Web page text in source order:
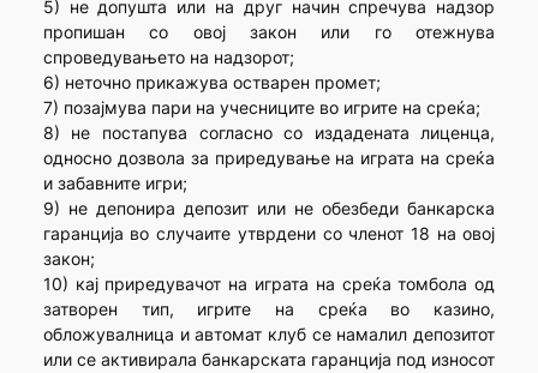
5) не допушта или на друг начин спречува надзор
пропишан со овој закон или го отежнува
спроведувањето на надзорот;
6) неточно прикажува остварен промет;
7) позајмува пари на учесниците во игрите на среќа;
8) не постапува согласно со издадената лиценца,
односно дозвола за приредување на играта на среќа
и забавните игри;
9) не депонира депозит или не обезбеди банкарска
гаранција во случаите утврдени со членот 18 на овој
закон;
10) кај приредувачот на играта на среќа томбола од
затворен тип, игрите на среќа во казино,
обложувалница и автомат клуб се намалил депозитот
или се активирала банкарската гаранција под износот